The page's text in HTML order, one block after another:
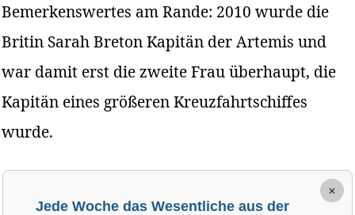
Bemerkenswertes am Rande: 2010 wurde die
Britin Sarah Breton Kapitän der Artemis und
war damit erst die zweite Frau überhaupt, die
Kapitän eines größeren Kreuzfahrtschiffes
wurde.
×
Jede Woche das Wesentliche aus der